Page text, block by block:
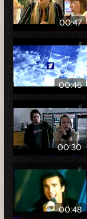
00:47
00:46
00:30
00:48